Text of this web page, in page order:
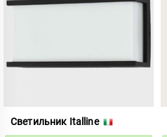
Светильник Italline